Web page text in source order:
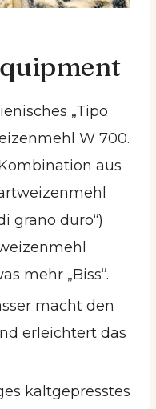
„Tipo
W 700.
aus
grano duro“)
mehr „Biss“.
macht den
erleichtert das
kaltgepresstes